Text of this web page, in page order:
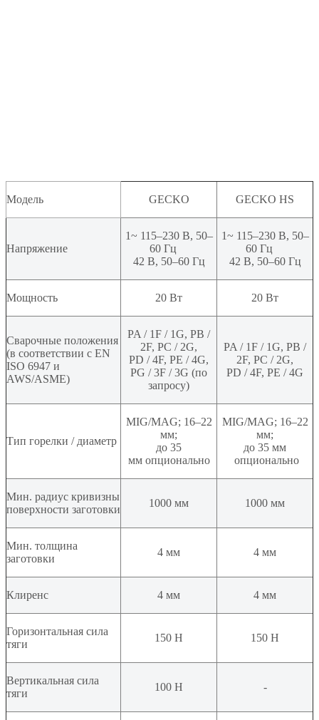
Модель GECKO GECKO HS
Напряжение
1~ 115–230 В, 50–
60 Гц
42 В, 50–60 Гц
1~ 115–230 В, 50–
60 Гц
42 В, 50–60 Гц
Мощность 20 Вт 20 Вт
Сварочные положения
(в соответствии с EN
ISO 6947 и
AWS/ASME)
PA / 1F / 1G, PB /
2F, PC / 2G,
PD / 4F, PE / 4G,
PG / 3F / 3G (по
запросу)
PA / 1F / 1G, PB /
2F, PC / 2G,
PD / 4F, PE / 4G
Тип горелки / диаметр
MIG/MAG; 16–22
мм;
до 35
мм опционально
MIG/MAG; 16–22
мм;
до 35 мм
опционально
Мин. радиус кривизны
поверхности заготовки
1000 мм 1000 мм
Мин. толщина
заготовки
4 мм 4 мм
Клиренс 4 мм 4 мм
Горизонтальная сила
тяги
150 Н 150 Н
Вертикальная сила
тяги
100 Н -